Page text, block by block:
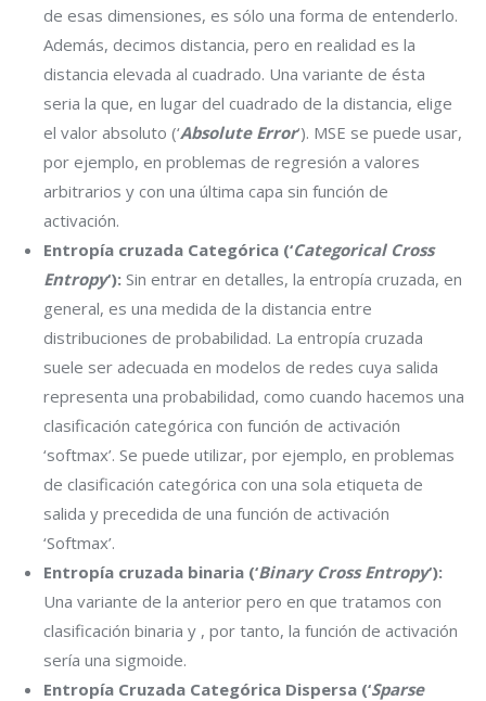
de esas dimensiones, es sólo una forma de entenderlo.
Además, decimos distancia, pero en realidad es la
distancia elevada al cuadrado. Una variante de ésta
seria la que, en lugar del cuadrado de la distancia, elige
el valor absoluto (‘Absolute Error‘). MSE se puede usar,
por ejemplo, en problemas de regresión a valores
arbitrarios y con una última capa sin función de
activación.
Entropía cruzada Categórica (‘Categorical Cross
Entropy‘): Sin entrar en detalles, la entropía cruzada, en
general, es una medida de la distancia entre
distribuciones de probabilidad. La entropía cruzada
suele ser adecuada en modelos de redes cuya salida
representa una probabilidad, como cuando hacemos una
clasificación categórica con función de activación
‘softmax’. Se puede utilizar, por ejemplo, en problemas
de clasificación categórica con una sola etiqueta de
salida y precedida de una función de activación
‘Softmax’.
Entropía cruzada binaria (‘Binary Cross Entropy‘):
Una variante de la anterior pero en que tratamos con
clasificación binaria y , por tanto, la función de activación
sería una sigmoide.
Entropía Cruzada Categórica Dispersa (‘Sparse